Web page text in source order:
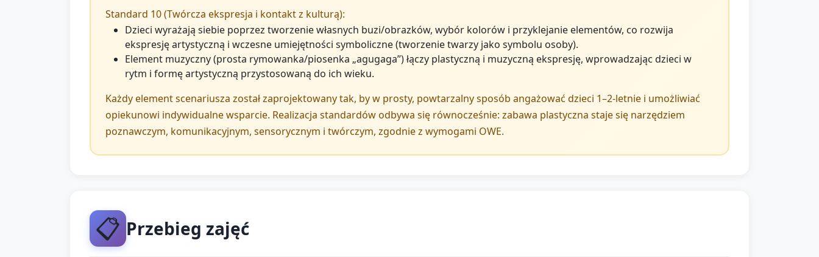
Standard 10 (Twórcza ekspresja i kontakt z kulturą):
Dzieci wyrażają siebie poprzez tworzenie własnych buzi/obrazków, wybór kolorów i przyklejanie elementów, co rozwija
ekspresję artystyczną i wczesne umiejętności symboliczne (tworzenie twarzy jako symbolu osoby).
Element muzyczny (prosta rymowanka/piosenka „agugaga”) łączy plastyczną i muzyczną ekspresję, wprowadzając dzieci w
rytm i formę artystyczną przystosowaną do ich wieku.
Każdy element scenariusza został zaprojektowany tak, by w prosty, powtarzalny sposób angażować dzieci 1–2-letnie i umożliwiać
opiekunowi indywidualne wsparcie. Realizacja standardów odbywa się równocześnie: zabawa plastyczna staje się narzędziem
poznawczym, komunikacyjnym, sensorycznym i twórczym, zgodnie z wymogami OWE.
📋 Przebieg zajęć